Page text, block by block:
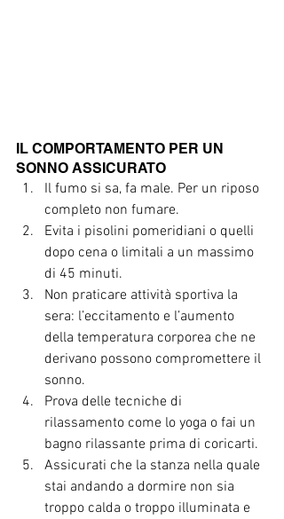
IL COMPORTAMENTO PER UN
SONNO ASSICURATO
Il fumo si sa, fa male. Per un riposo
completo non fumare.
Evita i pisolini pomeridiani o quelli
dopo cena o limitali a un massimo
di 45 minuti.
Non praticare attività sportiva la
sera: l’eccitamento e l’aumento
della temperatura corporea che ne
derivano possono compromettere il
sonno.
Prova delle tecniche di
rilassamento come lo yoga o fai un
bagno rilassante prima di coricarti.
Assicurati che la stanza nella quale
stai andando a dormire non sia
troppo calda o troppo illuminata e